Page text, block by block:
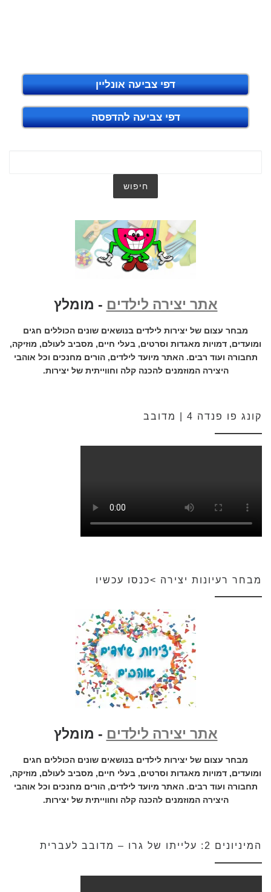
דפי צביעה אונליין
דפי צביעה להדפסה
אתר יצירה לילדים - מומלץ
מבחר עצום של יצירות לילדים בנושאים שונים הכוללים חגים
ומועדים, דמויות מאגדות וסרטים, בעלי חיים, מסביב לעולם, מוזיקה,
תחבורה ועוד רבים. האתר מיועד לילדים, הורים מחנכים וכל אוהבי
היצירה המוזמנים להכנה קלה וחווייתית של יצירות.
קונג פו פנדה 4 | מדובב
מבחר רעיונות יצירה >כנסו עכשיו
אתר יצירה לילדים - מומלץ
מבחר עצום של יצירות לילדים בנושאים שונים הכוללים חגים
ומועדים, דמויות מאגדות וסרטים, בעלי חיים, מסביב לעולם, מוזיקה,
תחבורה ועוד רבים. האתר מיועד לילדים, הורים מחנכים וכל אוהבי
היצירה המוזמנים להכנה קלה וחווייתית של יצירות.
המיניונים 2: עלייתו של גרו – מדובב לעברית